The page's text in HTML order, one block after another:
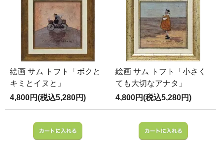
絵画 サム トフト「ボクと
キミとイヌと」
4,800円(税込5,280円)
絵画 サム トフト「小さく
ても大切なアナタ」
4,800円(税込5,280円)